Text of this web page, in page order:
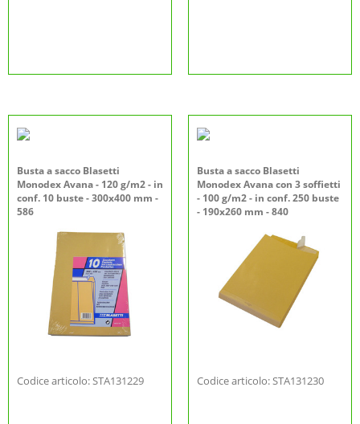
Busta a sacco Blasetti
Monodex Avana - 120 g/m2 - in
conf. 10 buste - 300x400 mm -
586
Codice articolo: STA131229
Busta a sacco Blasetti
Monodex Avana con 3 soffietti
- 100 g/m2 - in conf. 250 buste
- 190x260 mm - 840
Codice articolo: STA131230